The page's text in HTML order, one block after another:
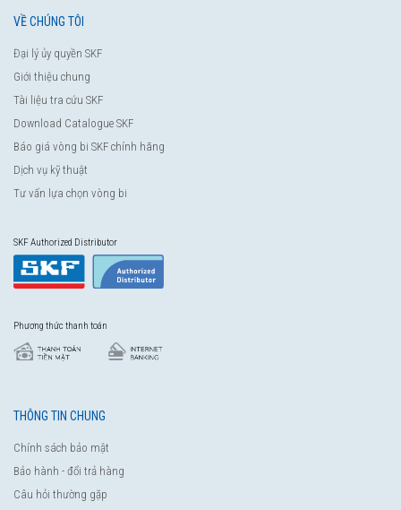
VỀ CHÚNG TÔI
Đại lý ủy quyền SKF
Giới thiệu chung
Tài liệu tra cứu SKF
Download Catalogue SKF
Báo giá vòng bi SKF chính hãng
Dịch vụ kỹ thuật
Tư vấn lựa chọn vòng bi
SKF Authorized Distributor
Phương thức thanh toán
THÔNG TIN CHUNG
Chính sách bảo mật
Bảo hành - đổi trả hàng
Câu hỏi thường gặp